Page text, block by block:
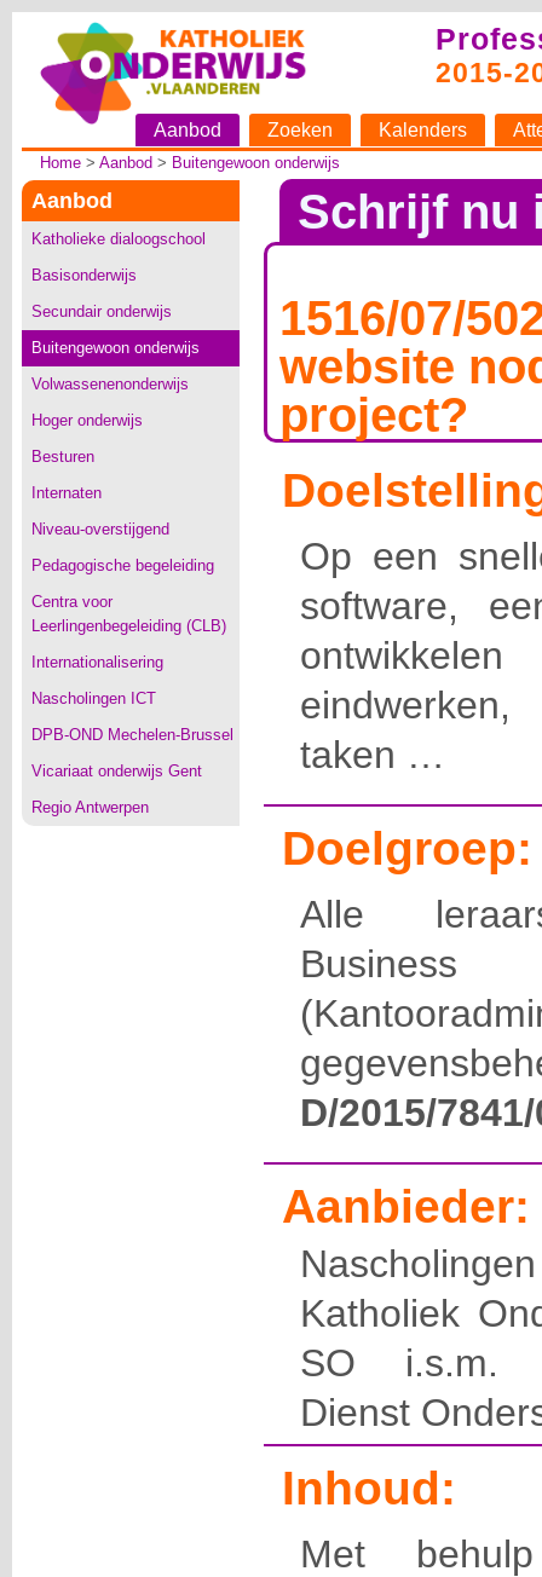
2015-
Aanbod Zoeken Kalenders
Home> Aanbod > Buitengewoon onderwijs
Aanbod
Katholieke dialoogschool
Basisonderwijs
Secundair onderwijs
Buitengewoon onderwijs
Volwassenenonderwijs
Hoger onderwijs
Besturen
Internaten
Niveau-overstijgend
Pedagogische begeleiding
Centra voor
Leerlingenbegeleiding (CLB)
Internationalisering
Nascholingen ICT
DPB-OND Mechelen-Brussel
Vicariaat onderwijs Gent
Regio Antwerpen
Schrijf nu
1516/07/
website
project?
Op een
software,
taken …
Doelgroep:
Alle
D/2015/
Aanbieder:
Katholiek
SO i.s.m.
Dienst
Inhoud:
Met